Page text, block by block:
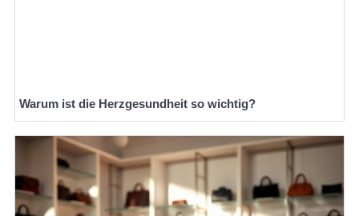
Warum ist die Herzgesundheit so wichtig?